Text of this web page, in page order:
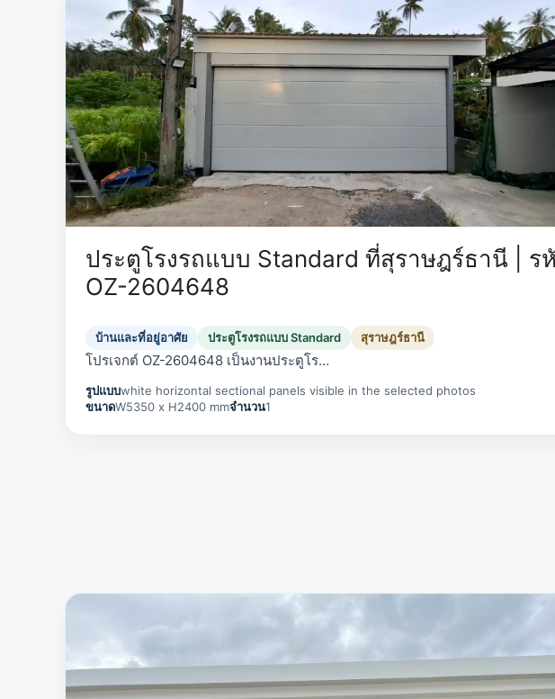
ประตูโรงรถแบบ Standard ที่สุราษฎร์ธานี | ร
OZ-2604648
บ้านและที่อยู่อาศัย ประตูโรงรถแบบ Standard สุราษฎร์ธานี
โปรเจกต์ OZ-2604648 เป็นงานประตูโร…
รูปแบบwhite horizontal sectional panels visible in the selected photos
ขนาดW5350 x H2400 mmจำนวน1